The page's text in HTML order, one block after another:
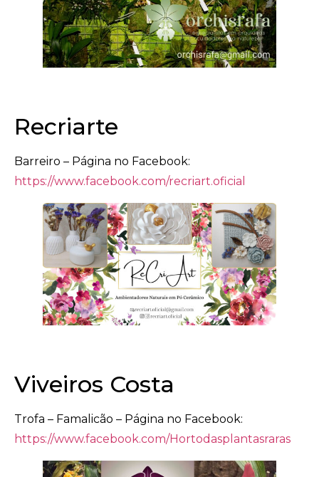
Recriarte
Barreiro – Página no Facebook:
https://www.facebook.com/recriart.oficial
Viveiros Costa
Trofa – Famalicão – Página no Facebook:
https://www.facebook.com/Hortodasplantasraras